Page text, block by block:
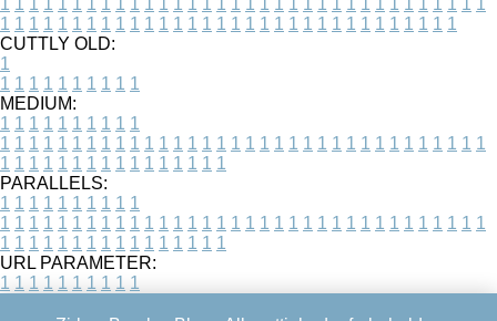
1 1 1 1 1 1 1 1 1 1 1 1 1 1 1 1 1 1 1 1 1 1 1 1 1 1 1 1 1 1 1 1
CUTTLY OLD:
1
1 1 1 1 1 1 1 1 1 1
MEDIUM:
1 1 1 1 1 1 1 1 1 1
1 1 1 1 1 1 1 1 1 1 1 1 1 1 1 1 1 1 1 1 1 1 1 1 1 1 1 1 1 1 1 1 1 1
1 1 1 1 1 1 1 1 1 1 1 1 1 1 1 1
PARALLELS:
1 1 1 1 1 1 1 1 1 1
1 1 1 1 1 1 1 1 1 1 1 1 1 1 1 1 1 1 1 1 1 1 1 1 1 1 1 1 1 1 1 1 1 1
1 1 1 1 1 1 1 1 1 1 1 1 1 1 1 1
URL PARAMETER:
1 1 1 1 1 1 1 1 1 1